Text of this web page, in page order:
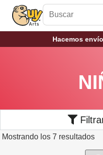
Hacemos
Mostrando los 7 resultados